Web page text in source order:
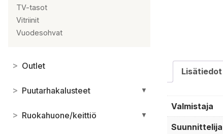
TV-tasot
Vitriinit
Vuodesohvat
> Outlet
> Puutarhakalusteet ▼
> Ruokahuone/keittiö ▼
Lisätiedot
Valmistaja
Suunnittelija